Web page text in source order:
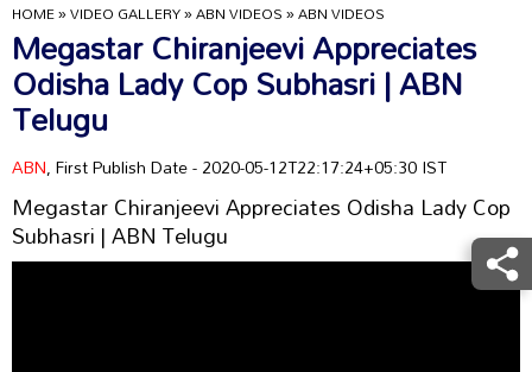
HOME»VIDEO GALLERY»ABN VIDEOS»ABN VIDEOS
Megastar Chiranjeevi Appreciates
Odisha Lady Cop Subhasri | ABN
Telugu
ABN, First Publish Date - 2020-05-12T22:17:24+05:30 IST
Megastar Chiranjeevi Appreciates Odisha Lady Cop
Subhasri | ABN Telugu